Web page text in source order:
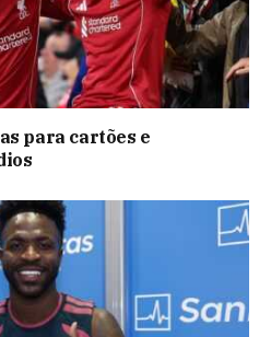
para cartões e